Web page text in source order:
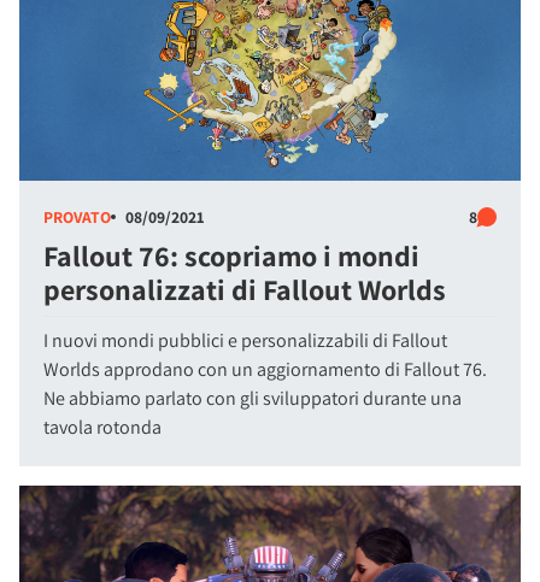
PROVATO 08/09/2021 8
Fallout 76: scopriamo i mondi
personalizzati di Fallout Worlds
I nuovi mondi pubblici e personalizzabili di Fallout
Worlds approdano con un aggiornamento di Fallout 76.
Ne abbiamo parlato con gli sviluppatori durante una
tavola rotonda